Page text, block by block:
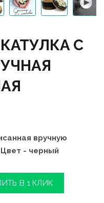
C
вручную
- черный
В 1 КЛИК